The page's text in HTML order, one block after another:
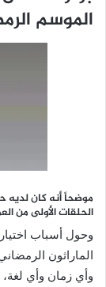
الموسم
موضحاً أنه كان
الحلقات الأولى من
وحول أسباب
الماراثون
وأي زمان وأي